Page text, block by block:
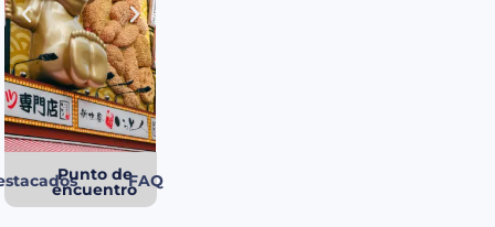
Punto de
encuentroFAQ